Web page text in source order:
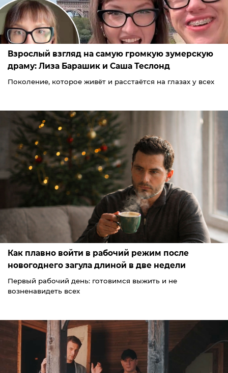
Взрослый взгляд на самую громкую зумерскую
драму: Лиза Барашик и Саша Теслонд
Поколение, которое живёт и расстаётся на глазах у всех
Как плавно войти в рабочий режим после
новогоднего загула длиной в две недели
Первый рабочий день: готовимся выжить и не
возненавидеть всех